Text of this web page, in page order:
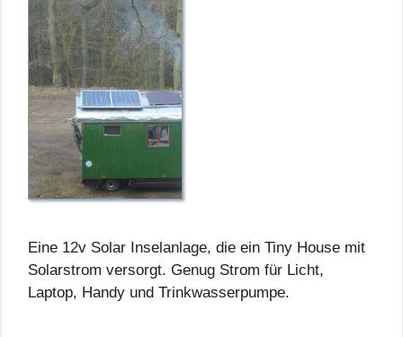
Eine 12v Solar Inselanlage, die ein Tiny House mit
Solarstrom versorgt. Genug Strom für Licht,
Laptop, Handy und Trinkwasserpumpe.